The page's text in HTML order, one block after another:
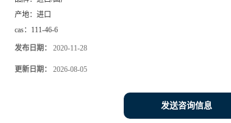
产地： 进口
cas： 111-46-6
发布日期： 2020-11-28
更新日期： 2026-08-05
发送咨询信息